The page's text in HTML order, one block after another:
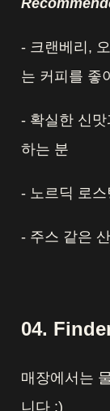
- 크랜베리,
는 커피를 좋
- 확실한 신
하는 분
- 노르딕 로
- 주스 같은
04.
매장에서는
니다 :)